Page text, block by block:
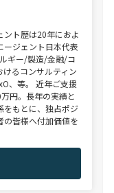
ント歴は20年におよ
ージェント日本代表
ギー/製造/金融/コ
るコンサルティン
、等。 近年ご支援
円。長年の実績と
をもとに、独占ポジ
の皆様へ付加価値を